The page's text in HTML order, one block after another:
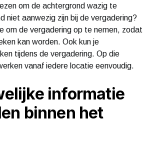
om de achtergrond wazig te
niet aanwezig zijn bij de vergadering?
om de vergadering op te nemen, zodat
kan worden. Ook kun je
tijdens de vergadering. Op die
vanaf iedere locatie eenvoudig.
informatie
binnen het